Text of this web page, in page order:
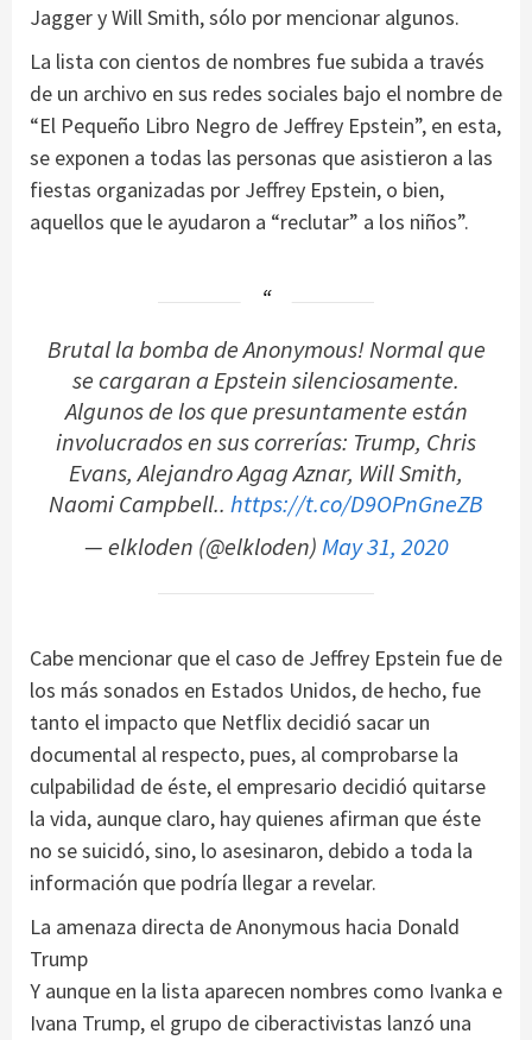
Jagger y Will Smith, sólo por mencionar algunos.
La lista con cientos de nombres fue subida a través
de un archivo en sus redes sociales bajo el nombre de
“El Pequeño Libro Negro de Jeffrey Epstein”, en esta,
se exponen a todas las personas que asistieron a las
fiestas organizadas por Jeffrey Epstein, o bien,
aquellos que le ayudaron a “reclutar” a los niños”.
Brutal la bomba de Anonymous! Normal que
se cargaran a Epstein silenciosamente.
Algunos de los que presuntamente están
involucrados en sus correrías: Trump, Chris
Evans, Alejandro Agag Aznar, Will Smith,
Naomi Campbell.. https://t.co/D9OPnGneZB
— elkloden (@elkloden)May 31, 2020
Cabe mencionar que el caso de Jeffrey Epstein fue de
los más sonados en Estados Unidos, de hecho, fue
tanto el impacto que Netflix decidió sacar un
documental al respecto, pues, al comprobarse la
culpabilidad de éste, el empresario decidió quitarse
la vida, aunque claro, hay quienes afirman que éste
no se suicidó, sino, lo asesinaron, debido a toda la
información que podría llegar a revelar.
La amenaza directa de Anonymous hacia Donald
Trump
Y aunque en la lista aparecen nombres como Ivanka e
Ivana Trump, el grupo de ciberactivistas lanzó una